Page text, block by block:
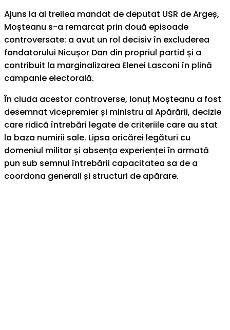
Ajuns la al treilea mandat de deputat USR de Argeș,
Moșteanu s-a remarcat prin două episoade
controversate: a avut un rol decisiv în excluderea
fondatorului Nicușor Dan din propriul partid și a
contribuit la marginalizarea Elenei Lasconi în plină
campanie electorală.
În ciuda acestor controverse, Ionuț Moșteanu a fost
desemnat vicepremier și ministru al Apărării, decizie
care ridică întrebări legate de criteriile care au stat
la baza numirii sale. Lipsa oricărei legături cu
domeniul militar și absența experienței în armată
pun sub semnul întrebării capacitatea sa de a
coordona generali și structuri de apărare.